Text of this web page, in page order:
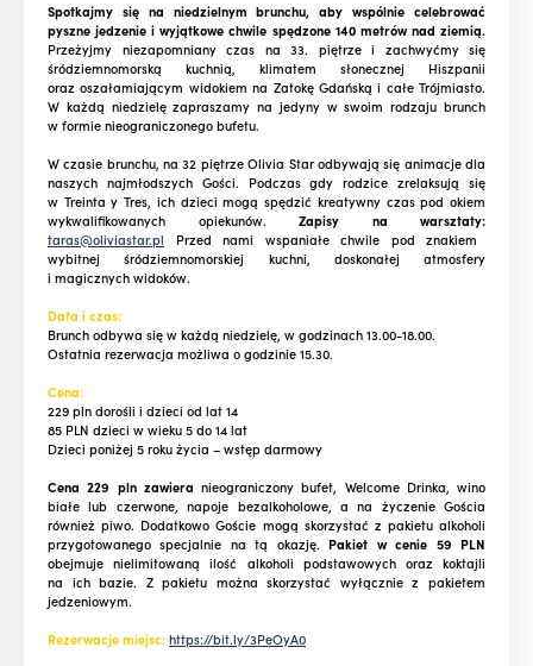
Spotkajmy się na niedzielnym brunchu, aby wspólnie celebrować
pyszne jedzenie i wyjątkowe chwile spędzone 140 metrów nad ziemią.
Przeżyjmy niezapomniany czas na 33. piętrze i zachwyćmy się
śródziemnomorską kuchnią, klimatem słonecznej Hiszpanii
oraz oszałamiającym widokiem na Zatokę Gdańską i całe Trójmiasto.
W każdą niedzielę zapraszamy na jedyny w swoim rodzaju brunch
w formie nieograniczonego bufetu.
W czasie brunchu, na 32 piętrze Olivia Star odbywają się animacje dla
naszych najmłodszych Gości. Podczas gdy rodzice zrelaksują się
w Treinta y Tres, ich dzieci mogą spędzić kreatywny czas pod okiem
wykwalifikowanych opiekunów. Zapisy na warsztaty:
taras@oliviastar.pl Przed nami wspaniałe chwile pod znakiem
wybitnej śródziemnomorskiej kuchni, doskonałej atmosfery
i magicznych widoków.
Data i czas:
Brunch odbywa się w każdą niedzielę, w godzinach 13.00-18.00.
Ostatnia rezerwacja możliwa o godzinie 15.30.
Cena:
229 pln dorośli i dzieci od lat 14
85 PLN dzieci w wieku 5 do 14 lat
Dzieci poniżej 5 roku życia – wstęp darmowy
Cena 229 pln zawiera nieograniczony bufet, Welcome Drinka, wino
białe lub czerwone, napoje bezalkoholowe, a na życzenie Gościa
również piwo. Dodatkowo Goście mogą skorzystać z pakietu alkoholi
przygotowanego specjalnie na tą okazję. Pakiet w cenie 59 PLN
obejmuje nielimitowaną ilość alkoholi podstawowych oraz koktajli
na ich bazie. Z pakietu można skorzystać wyłącznie z pakietem
jedzeniowym.
Rezerwacje miejsc:https://bit.ly/3PeOyA0